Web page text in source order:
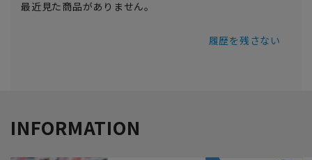
最近見た商品がありません。
履歴を残さない
INFORMATION